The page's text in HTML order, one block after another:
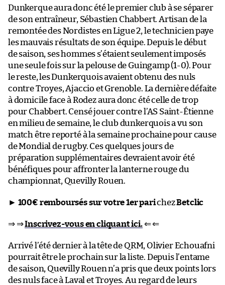
Dunkerque aura donc été le premier club à se séparer
de son entraîneur, Sébastien Chabbert. Artisan de la
remontée des Nordistes en Ligue 2, le technicien paye
les mauvais résultats de son équipe. Depuis le début
de saison, ses hommes s’étaient seulement imposés
une seule fois sur la pelouse de Guingamp (1-0). Pour
le reste, les Dunkerquois avaient obtenu des nuls
contre Troyes, Ajaccio et Grenoble. La dernière défaite
à domicile face à Rodez aura donc été celle de trop
pour Chabbert. Censé jouer contre l’AS Saint-Étienne
en milieu de semaine, le club dunkerquois a vu son
match être reporté à la semaine prochaine pour cause
de Mondial de rugby. Ces quelques jours de
préparation supplémentaires devraient avoir été
bénéfiques pour affronter la lanterne rouge du
championnat, Quevilly Rouen.
► 100€ remboursés sur votre 1er parichezBetclic
⇒ ⇒Inscrivez-vous en cliquant ici.⇐ ⇐
Arrivé l’été dernier à la tête de QRM, Olivier Echouafni
pourrait être le prochain sur la liste. Depuis l’entame
de saison, Quevilly Rouen n’a pris que deux points lors
des nuls face à Laval et Troyes. Au regard de leurs